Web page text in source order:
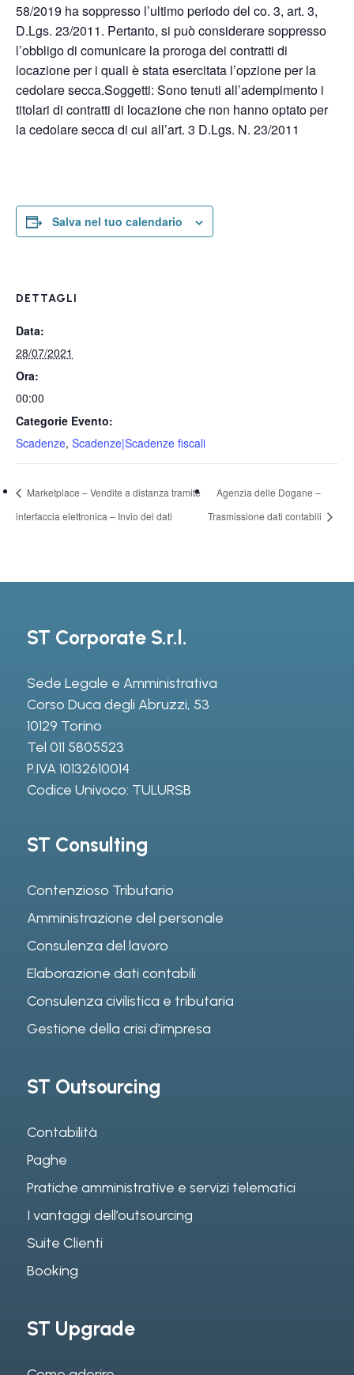
58/2019 ha soppresso l’ultimo periodo del co. 3, art. 3,
D.Lgs. 23/2011. Pertanto, si può considerare soppresso
l’obbligo di comunicare la proroga dei contratti di
locazione per i quali è stata esercitata l’opzione per la
cedolare secca.Soggetti: Sono tenuti all’adempimento i
titolari di contratti di locazione che non hanno optato per
la cedolare secca di cui all’art. 3 D.Lgs. N. 23/2011
Salva nel tuo calendario
DETTAGLI
Data:
28/07/2021
Ora:
00:00
Categorie Evento:
Scadenze, Scadenze|Scadenze fiscali
Marketplace – Vendite a distanza tramite
interfaccia elettronica – Invio dei dati
Agenzia delle Dogane –
Trasmissione dati contabili
ST Corporate S.r.l.
Sede Legale e Amministrativa
Corso Duca degli Abruzzi, 53
10129 Torino
Tel 011 5805523
P.IVA 10132610014
Codice Univoco: TULURSB
ST Consulting
Contenzioso Tributario
Amministrazione del personale
Consulenza del lavoro
Elaborazione dati contabili
Consulenza civilistica e tributaria
Gestione della crisi d’impresa
ST Outsourcing
Contabilità
Paghe
Pratiche amministrative e servizi telematici
I vantaggi dell’outsourcing
Suite Clienti
Booking
ST Upgrade